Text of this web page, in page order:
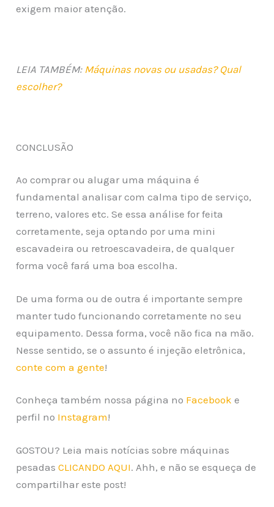
exigem maior atenção.
LEIA TAMBÉM: Máquinas novas ou usadas? Qual
escolher?
CONCLUSÃO
Ao comprar ou alugar uma máquina é
fundamental analisar com calma tipo de serviço,
terreno, valores etc. Se essa análise for feita
corretamente, seja optando por uma mini
escavadeira ou retroescavadeira, de qualquer
forma você fará uma boa escolha.
De uma forma ou de outra é importante sempre
manter tudo funcionando corretamente no seu
equipamento. Dessa forma, você não fica na mão.
Nesse sentido, se o assunto é injeção eletrônica,
conte com a gente!
Conheça também nossa página no Facebook e
perfil no Instagram!
GOSTOU? Leia mais notícias sobre máquinas
pesadasCLICANDO AQUI. Ahh, e não se esqueça de
compartilhar este post!